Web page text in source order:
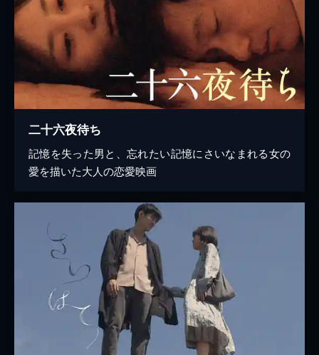
二十六夜待ち
記憶を失った男と、忘れたい記憶にさいなまれる女の
愛を描いた大人の恋愛映画